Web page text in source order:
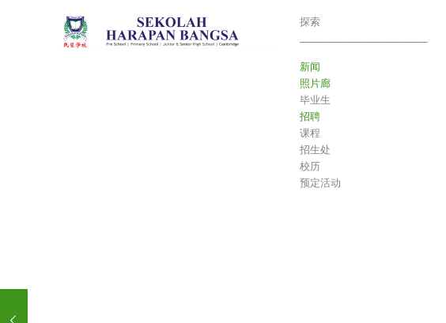
探索
新闻
照片廊
毕业生
招聘
课程
招生处
校历
预定活动